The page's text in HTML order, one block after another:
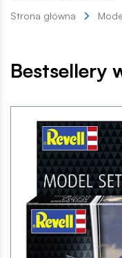
Strona główna
Bestsellery